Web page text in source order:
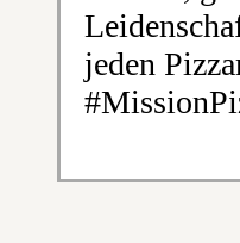
jeden